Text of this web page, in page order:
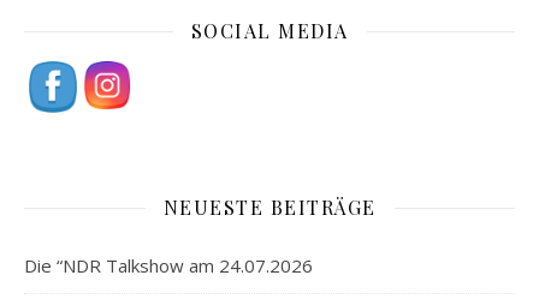
SOCIAL MEDIA
NEUESTE BEITRÄGE
Die “NDR Talkshow am 24.07.2026